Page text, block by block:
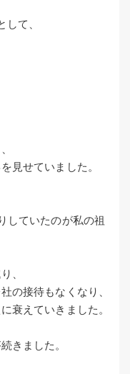
て、
見せていました。
していたのが私の祖
、
の接待もなくなり、
衰えていきました。
きました。